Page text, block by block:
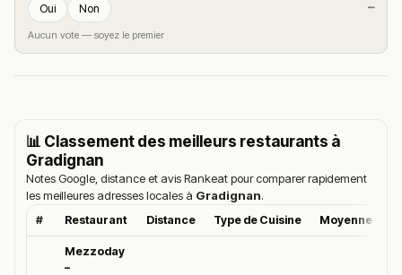
Oui Non
Aucun vote — soyez le premier
—
📊 Classement des meilleurs restaurants à
Gradignan
Notes Google, distance et avis Rankeat pour comparer rapidement
les meilleures adresses locales à Gradignan.
# Restaurant Distance Type de Cuisine Moyenne
Mezzoday
–